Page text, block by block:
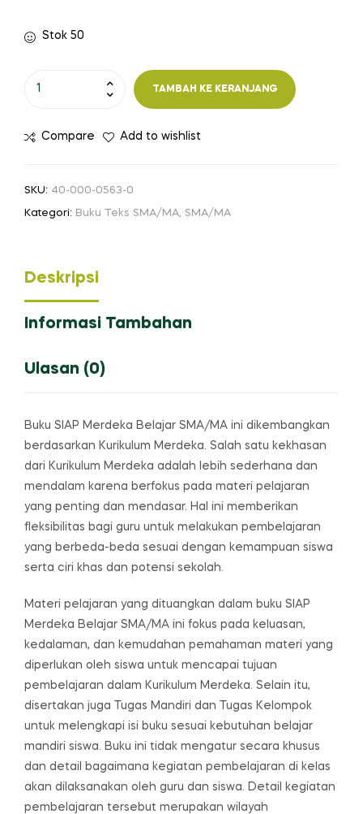
Stok 50
Belajar:
TAMBAH KE KERANJANG
Compare Add to wishlist
SKU: 40-000-0563-0
Kategori: Buku Teks SMA/MA, SMA/MA
Deskripsi
Informasi Tambahan
Ulasan (0)
Buku SIAP Merdeka Belajar SMA/MA ini dikembangkan
berdasarkan Kurikulum Merdeka. Salah satu kekhasan
dari Kurikulum Merdeka adalah lebih sederhana dan
mendalam karena berfokus pada materi pelajaran
yang penting dan mendasar. Hal ini memberikan
fleksibilitas bagi guru untuk melakukan pembelajaran
yang berbeda-beda sesuai dengan kemampuan siswa
serta ciri khas dan potensi sekolah.
Materi pelajaran yang dituangkan dalam buku SIAP
Merdeka Belajar SMA/MA ini fokus pada keluasan,
kedalaman, dan kemudahan pemahaman materi yang
diperlukan oleh siswa untuk mencapai tujuan
pembelajaran dalam Kurikulum Merdeka. Selain itu,
disertakan juga Tugas Mandiri dan Tugas Kelompok
untuk melengkapi isi buku sesuai kebutuhan belajar
mandiri siswa. Buku ini tidak mengatur secara khusus
dan detail bagaimana kegiatan pembelajaran di kelas
akan dilaksanakan oleh guru dan siswa. Detail kegiatan
pembelajaran tersebut merupakan wilayah